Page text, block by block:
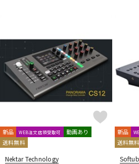
新品 WEB注文店頭受取可
動画あり
送料無料
Nektar Technology
新品
送料無料